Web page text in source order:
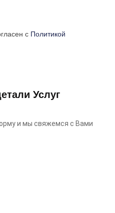
с Политикой
Услуг
и мы свяжемся с Вами